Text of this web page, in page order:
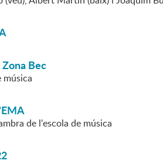
Bec
música
de l'escola de música